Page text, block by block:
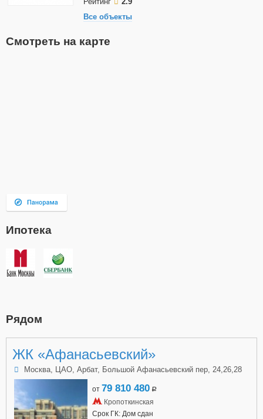
Все объекты
Смотреть на карте
Ипотека
Рядом
ЖК «Афанасьевский»
Москва, ЦАО, Арбат, Большой Афанасьевский пер, 24,26,28
от 79 810 480 a
Кропоткинская
Срок ГК: Дом сдан